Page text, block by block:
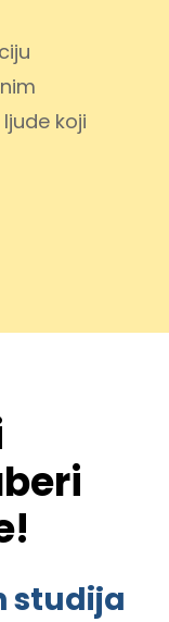
koji
studija